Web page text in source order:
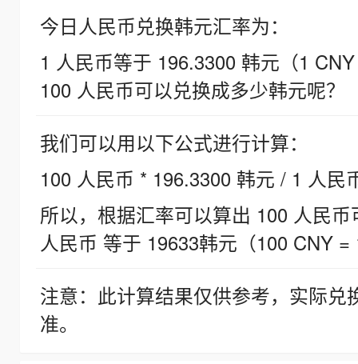
今日人民币兑换韩元汇率为：
1 人民币等于 196.3300 韩元（1
100 人民币可以兑换成多少韩元呢？
我们可以用以下公式进行计算：
100 人民币 * 196.3300 韩元 / 1 人民
所以，根据汇率可以算出 100 人民
人民币 等于 19633韩元（100 CNY =
注意：此计算结果仅供参考，实际
准。